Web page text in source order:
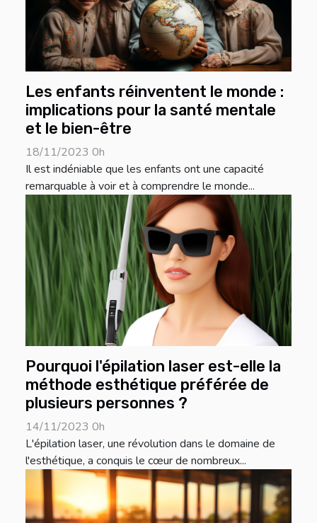
Les enfants réinventent le monde :
implications pour la santé mentale
et le bien-être
18/11/2023 0h
Il est indéniable que les enfants ont une capacité
remarquable à voir et à comprendre le monde...
Pourquoi l'épilation laser est-elle la
méthode esthétique préférée de
plusieurs personnes ?
14/11/2023 0h
L'épilation laser, une révolution dans le domaine de
l'esthétique, a conquis le cœur de nombreux...